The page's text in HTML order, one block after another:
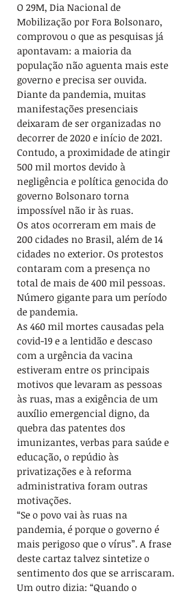
O 29M, Dia Nacional de
Mobilização por Fora Bolsonaro,
comprovou o que as pesquisas já
apontavam: a maioria da
população não aguenta mais este
governo e precisa ser ouvida.
Diante da pandemia, muitas
manifestações presenciais
deixaram de ser organizadas no
decorrer de 2020 e início de 2021.
Contudo, a proximidade de atingir
500 mil mortos devido à
negligência e política genocida do
governo Bolsonaro torna
impossível não ir às ruas.
Os atos ocorreram em mais de
200 cidades no Brasil, além de 14
cidades no exterior. Os protestos
contaram com a presença no
total de mais de 400 mil pessoas.
Número gigante para um período
de pandemia.
As 460 mil mortes causadas pela
covid-19 e a lentidão e descaso
com a urgência da vacina
estiveram entre os principais
motivos que levaram as pessoas
às ruas, mas a exigência de um
auxílio emergencial digno, da
quebra das patentes dos
imunizantes, verbas para saúde e
educação, o repúdio às
privatizações e à reforma
administrativa foram outras
motivações.
“Se o povo vai às ruas na
pandemia, é porque o governo é
mais perigoso que o vírus”. A frase
deste cartaz talvez sintetize o
sentimento dos que se arriscaram.
Um outro dizia: “Quando o